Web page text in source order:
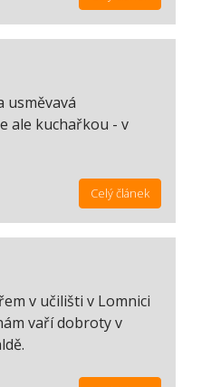
usměvavá
ale kuchařkou - v
Celý článek
v učilišti v Lomnici
vaří dobroty v